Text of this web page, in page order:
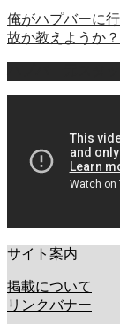
俺がハプバーに
故か教えようか？
サイト案内
掲載について
リンクバナー